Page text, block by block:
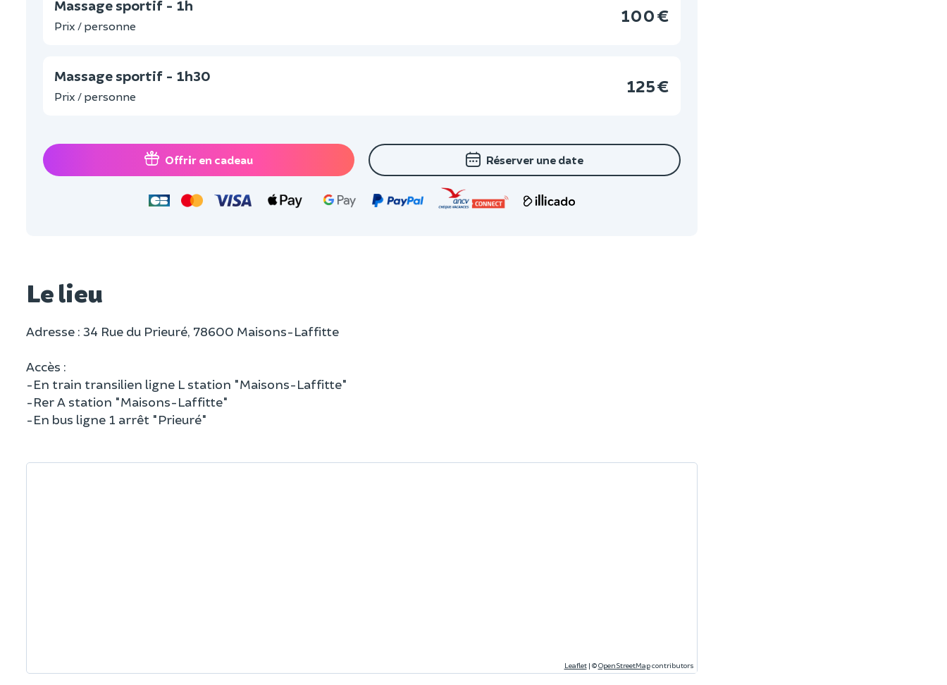
Massage sportif - 1h
Prix / personne
100 €
Massage sportif - 1h30
Prix / personne
125 €
Offrir en cadeau Réserver une date
Le lieu
Adresse : 34 Rue du Prieuré, 78600 Maisons-Laffitte
Accès :
-En train transilien ligne L station "Maisons-Laffitte"
-Rer A station "Maisons-Laffitte"
-En bus ligne 1 arrêt "Prieuré"
Leaflet | ©OpenStreetMapcontributors